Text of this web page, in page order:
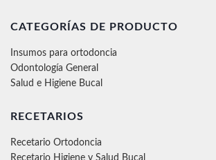
CATEGORÍAS DE PRODUCTO
Insumos para ortodoncia
Odontología General
Salud e Higiene Bucal
RECETARIOS
Recetario Ortodoncia
Recetario Higiene y Salud Bucal